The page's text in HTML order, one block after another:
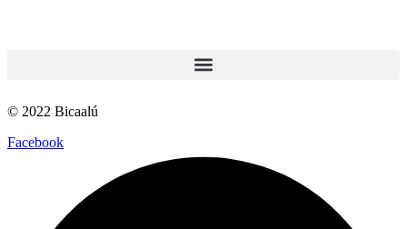
© 2022 Bicaalú
Facebook